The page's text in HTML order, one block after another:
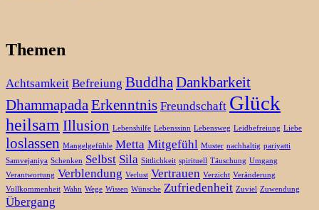
Themen
Achtsamkeit Befreiung BuddhaDankbarkeit
DhammapadaErkenntnis Freundschaft Glück
heilsam Illusion Lebenshilfe Lebenssinn Lebensweg Leidbefreiung Liebe
loslassen Mangelgefühle Metta Mitgefühl Muster nachhaltig pariyatti
Samvejaniya Schenken Selbst Sila Sittlichkeit spirituell Täuschung Umgang
Verantwortung Verblendung Verlust Vertrauen Verzicht Veränderung
Vollkommenheit Wahn Wege Wissen Wünsche Zufriedenheit Zuviel Zuwendung
Übergang